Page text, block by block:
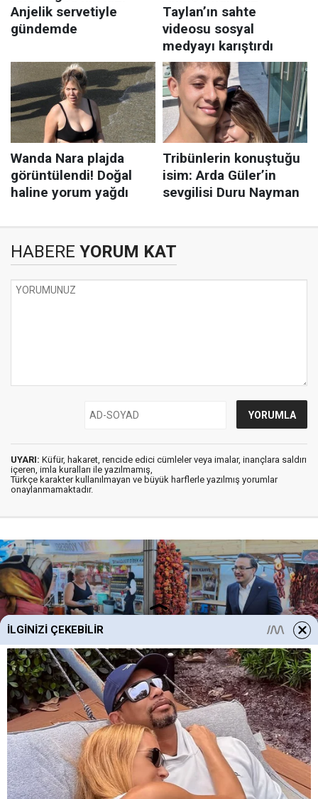
HABERE YORUM KAT
UYARI: Küfür, hakaret, rencide edici cümleler veya imalar, inançlara saldırı
içeren, imla kuralları ile yazılmamış,
Türkçe karakter kullanılmayan ve büyük harflerle yazılmış yorumlar
onaylanmamaktadır.
08:21
05 Ağustos 2026
İLGINIZI ÇEKEBILIR